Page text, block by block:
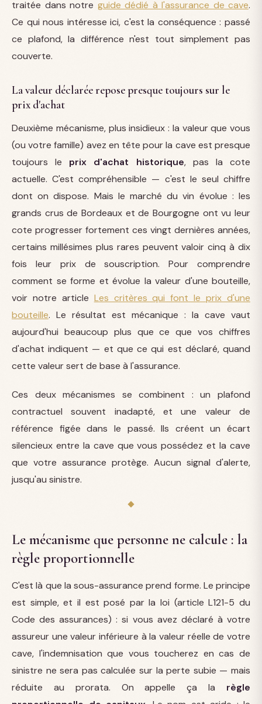
traitée dans notre guide dédié à l'assurance de cave.
Ce qui nous intéresse ici, c'est la conséquence : passé
ce plafond, la différence n'est tout simplement pas
couverte.
La valeur déclarée repose presque toujours sur le
prix d'achat
Deuxième mécanisme, plus insidieux : la valeur que vous
(ou votre famille) avez en tête pour la cave est presque
toujours le prix d'achat historique, pas la cote
actuelle. C'est compréhensible — c'est le seul chiffre
dont on dispose. Mais le marché du vin évolue : les
grands crus de Bordeaux et de Bourgogne ont vu leur
cote progresser fortement ces vingt dernières années,
certains millésimes plus rares peuvent valoir cinq à dix
fois leur prix de souscription. Pour comprendre
comment se forme et évolue la valeur d'une bouteille,
voir notre article Les critères qui font le prix d'une
bouteille. Le résultat est mécanique : la cave vaut
aujourd'hui beaucoup plus que ce que vos chiffres
d'achat indiquent — et que ce qui est déclaré, quand
cette valeur sert de base à l'assurance.
Ces deux mécanismes se combinent : un plafond
contractuel souvent inadapté, et une valeur de
référence figée dans le passé. Ils créent un écart
silencieux entre la cave que vous possédez et la cave
que votre assurance protège. Aucun signal d'alerte,
jusqu'au sinistre.
Le mécanisme que personne ne calcule : la
règle proportionnelle
C'est là que la sous-assurance prend forme. Le principe
est simple, et il est posé par la loi (article L121-5 du
Code des assurances) : si vous avez déclaré à votre
assureur une valeur inférieure à la valeur réelle de votre
cave, l'indemnisation que vous toucherez en cas de
sinistre ne sera pas calculée sur la perte subie — mais
réduite au prorata. On appelle ça la règle